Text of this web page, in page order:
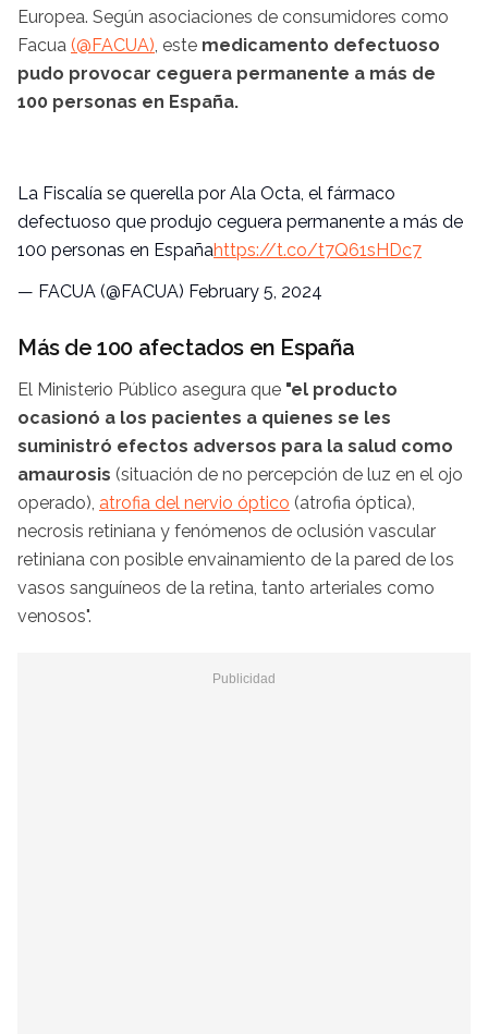
Europea. Según asociaciones de consumidores como
Facua (@FACUA), este medicamento defectuoso
pudo provocar ceguera permanente a más de
100 personas en España.
La Fiscalía se querella por Ala Octa, el fármaco
defectuoso que produjo ceguera permanente a más de
100 personas en Españahttps://t.co/t7Q61sHDc7
— FACUA (@FACUA) February 5, 2024
Más de 100 afectados en España
El Ministerio Público asegura que "el producto
ocasionó a los pacientes a quienes se les
suministró efectos adversos para la salud como
amaurosis (situación de no percepción de luz en el ojo
operado), atrofia del nervio óptico (atrofia óptica),
necrosis retiniana y fenómenos de oclusión vascular
retiniana con posible envainamiento de la pared de los
vasos sanguíneos de la retina, tanto arteriales como
venosos".